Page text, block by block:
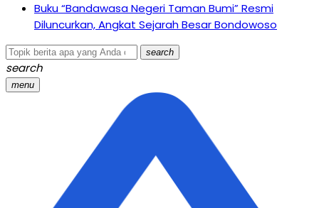
Buku “Bandawasa Negeri Taman Bumi” Resmi
Diluncurkan, Angkat Sejarah Besar Bondowoso
search
search
menu